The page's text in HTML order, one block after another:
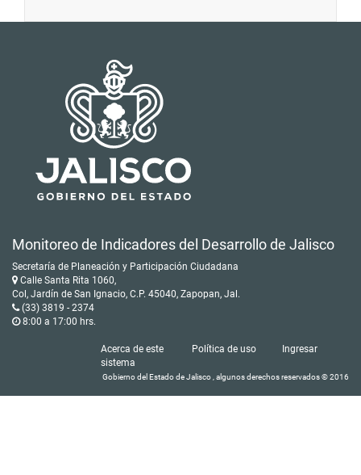
Monitoreo de Indicadores del Desarrollo de Jalisco
Secretaría de Planeación y Participación Ciudadana
Calle Santa Rita 1060,
Col, Jardín de San Ignacio, C.P. 45040, Zapopan, Jal.
(33) 3819 - 2374
8:00 a 17:00 hrs.
Acerca de este
sistema
Política de uso Ingresar
Gobierno del Estado de Jalisco , algunos derechos reservados © 2016